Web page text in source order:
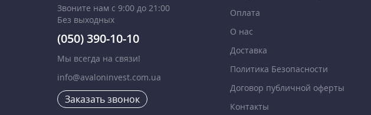
Звоните нам с 9:00 до 21:00
Без выходных
(050) 390-10-10
Мы всегда на связи!
info@avaloninvest.com.ua
Заказать звонок
Оплата
О нас
Доставка
Политика Безопасности
Договор публичной оферты
Контакты